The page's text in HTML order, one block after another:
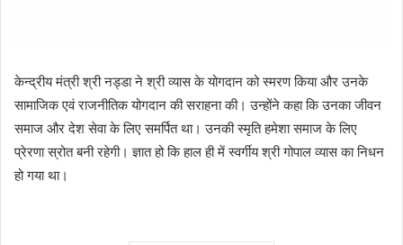
केन्द्रीय मंत्री श्री नड्डा ने श्री व्यास के योगदान को स्मरण किया और उनके
सामाजिक एवं राजनीतिक योगदान की सराहना की। उन्होंने कहा कि उनका जीवन
समाज और देश सेवा के लिए समर्पित था। उनकी स्मृति हमेशा समाज के लिए
प्रेरणा स्रोत बनी रहेगी। ज्ञात हो कि हाल ही में स्वर्गीय श्री गोपाल व्यास का निधन
हो गया था।